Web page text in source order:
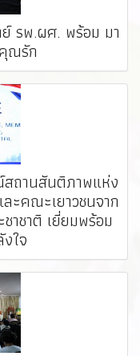
รพ.ผศ. พร้อม มา
ณรัก
ถานสันติภาพแห่ง
ะคณะเยาวชนจาก
ชาติ เยี่ยมพร้อม
ใจ